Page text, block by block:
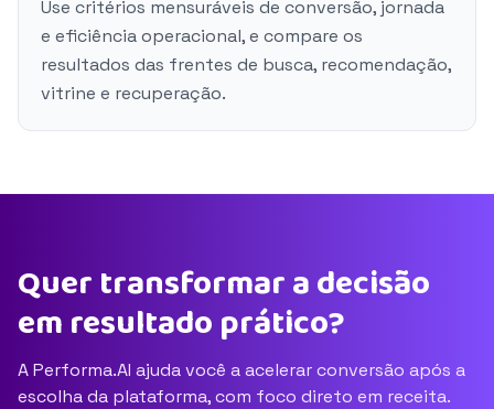
Use critérios mensuráveis de conversão, jornada
e eficiência operacional, e compare os
resultados das frentes de busca, recomendação,
vitrine e recuperação.
Quer transformar a decisão
em resultado prático?
A Performa.AI ajuda você a acelerar conversão após a
escolha da plataforma, com foco direto em receita.